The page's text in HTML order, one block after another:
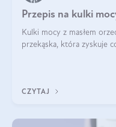
Przepis na kulki
Kulki mocy z masłem
przekąska, która zyskuje
CZYTAJ